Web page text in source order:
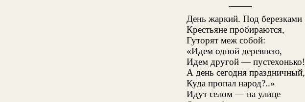
День жаркий. Под березками
Крестьяне пробираются,
Гуторят меж собой:
«Идем одной деревнею,
Идем другой — пустехонько!
А день сегодня праздничный,
Куда пропал народ?..»
Идут селом — на улице